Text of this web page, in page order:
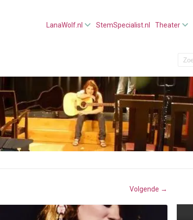
LanaWolf.nl StemSpecialist.nl Theater
Volgende →